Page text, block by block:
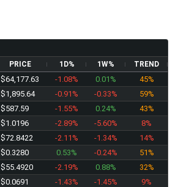
PRICE 1D% 1W% TREND
$64,177.63 -1.08% 0.01%
45%
$1,895.64 -0.91% -0.33%
59%
$587.59 -1.55% 0.24%
43%
$1.0196 -2.89% -5.60%
8%
$72.8422 -2.11% -1.34%
14%
$0.3280 0.53% -0.24%
51%
$55.4920 -2.19% 0.88%
32%
$0.0691 -1.43% -1.45%
9%